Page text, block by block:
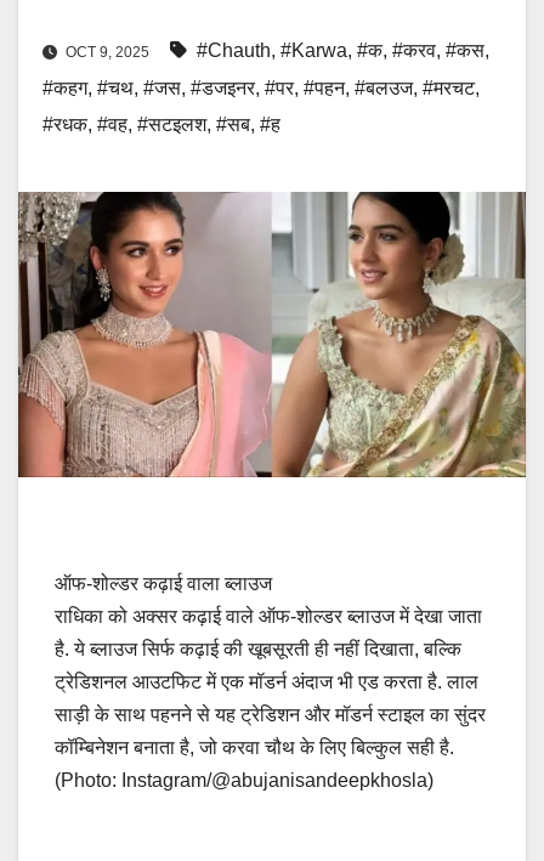
OCT 9, 2025 #Chauth, #Karwa, #क, #करव, #कस,
#कहग, #चथ, #जस, #डजइनर, #पर, #पहन, #बलउज, #मरचट,
#रधक, #वह, #सटइलश, #सब, #ह
ऑफ-शोल्डर कढ़ाई वाला ब्लाउज
राधिका को अक्सर कढ़ाई वाले ऑफ-शोल्डर ब्लाउज में देखा जाता
है. ये ब्लाउज सिर्फ कढ़ाई की खूबसूरती ही नहीं दिखाता, बल्कि
ट्रेडिशनल आउटफिट में एक मॉडर्न अंदाज भी एड करता है. लाल
साड़ी के साथ पहनने से यह ट्रेडिशन और मॉडर्न स्टाइल का सुंदर
कॉम्बिनेशन बनाता है, जो करवा चौथ के लिए बिल्कुल सही है.
(Photo: Instagram/@abujanisandeepkhosla)